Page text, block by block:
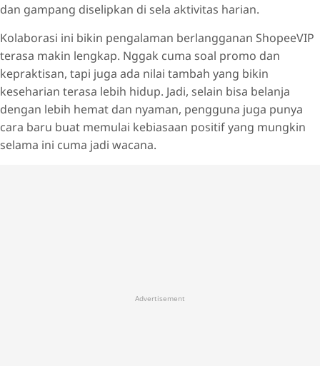
dan gampang diselipkan di sela aktivitas harian.
Kolaborasi ini bikin pengalaman berlangganan ShopeeVIP
terasa makin lengkap. Nggak cuma soal promo dan
kepraktisan, tapi juga ada nilai tambah yang bikin
keseharian terasa lebih hidup. Jadi, selain bisa belanja
dengan lebih hemat dan nyaman, pengguna juga punya
cara baru buat memulai kebiasaan positif yang mungkin
selama ini cuma jadi wacana.
Advertisement